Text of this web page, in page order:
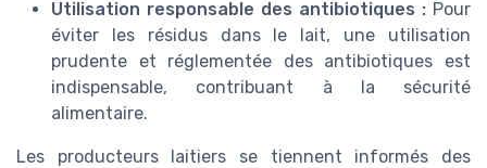
Utilisation responsable des antibiotiques : Pour
éviter les résidus dans le lait, une utilisation
prudente et réglementée des antibiotiques est
indispensable, contribuant à la sécurité
alimentaire.
Les producteurs laitiers se tiennent informés des